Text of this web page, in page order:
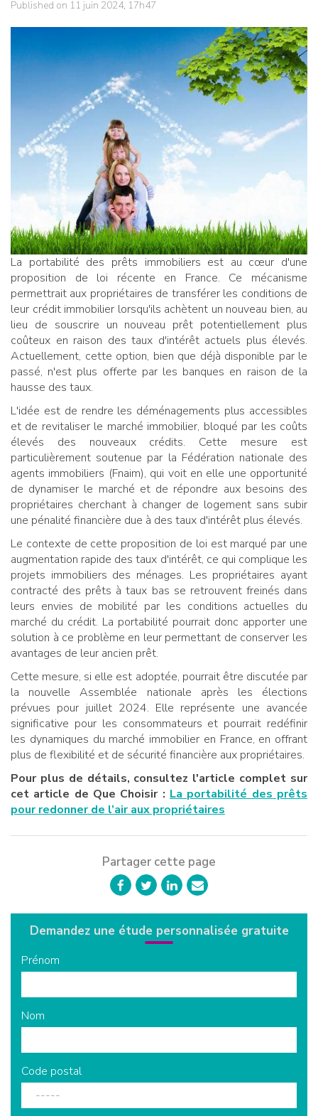
Published on 11 juin 2024, 17h47
La portabilité des prêts immobiliers est au cœur d'une
proposition de loi récente en France. Ce mécanisme
permettrait aux propriétaires de transférer les conditions de
leur crédit immobilier lorsqu'ils achètent un nouveau bien, au
lieu de souscrire un nouveau prêt potentiellement plus
coûteux en raison des taux d'intérêt actuels plus élevés.
Actuellement, cette option, bien que déjà disponible par le
passé, n'est plus offerte par les banques en raison de la
hausse des taux.
L'idée est de rendre les déménagements plus accessibles
et de revitaliser le marché immobilier, bloqué par les coûts
élevés des nouveaux crédits. Cette mesure est
particulièrement soutenue par la Fédération nationale des
agents immobiliers (Fnaim), qui voit en elle une opportunité
de dynamiser le marché et de répondre aux besoins des
propriétaires cherchant à changer de logement sans subir
une pénalité financière due à des taux d'intérêt plus élevés.
Le contexte de cette proposition de loi est marqué par une
augmentation rapide des taux d'intérêt, ce qui complique les
projets immobiliers des ménages. Les propriétaires ayant
contracté des prêts à taux bas se retrouvent freinés dans
leurs envies de mobilité par les conditions actuelles du
marché du crédit. La portabilité pourrait donc apporter une
solution à ce problème en leur permettant de conserver les
avantages de leur ancien prêt.
Cette mesure, si elle est adoptée, pourrait être discutée par
la nouvelle Assemblée nationale après les élections
prévues pour juillet 2024. Elle représente une avancée
significative pour les consommateurs et pourrait redéfinir
les dynamiques du marché immobilier en France, en offrant
plus de flexibilité et de sécurité financière aux propriétaires.
Pour plus de détails, consultez l'article complet sur
cet article de Que Choisir : La portabilité des prêts
pour redonner de l’air aux propriétaires
Partager cette page
Demandez une étude personnalisée gratuite
Prénom
Nom
Code postal